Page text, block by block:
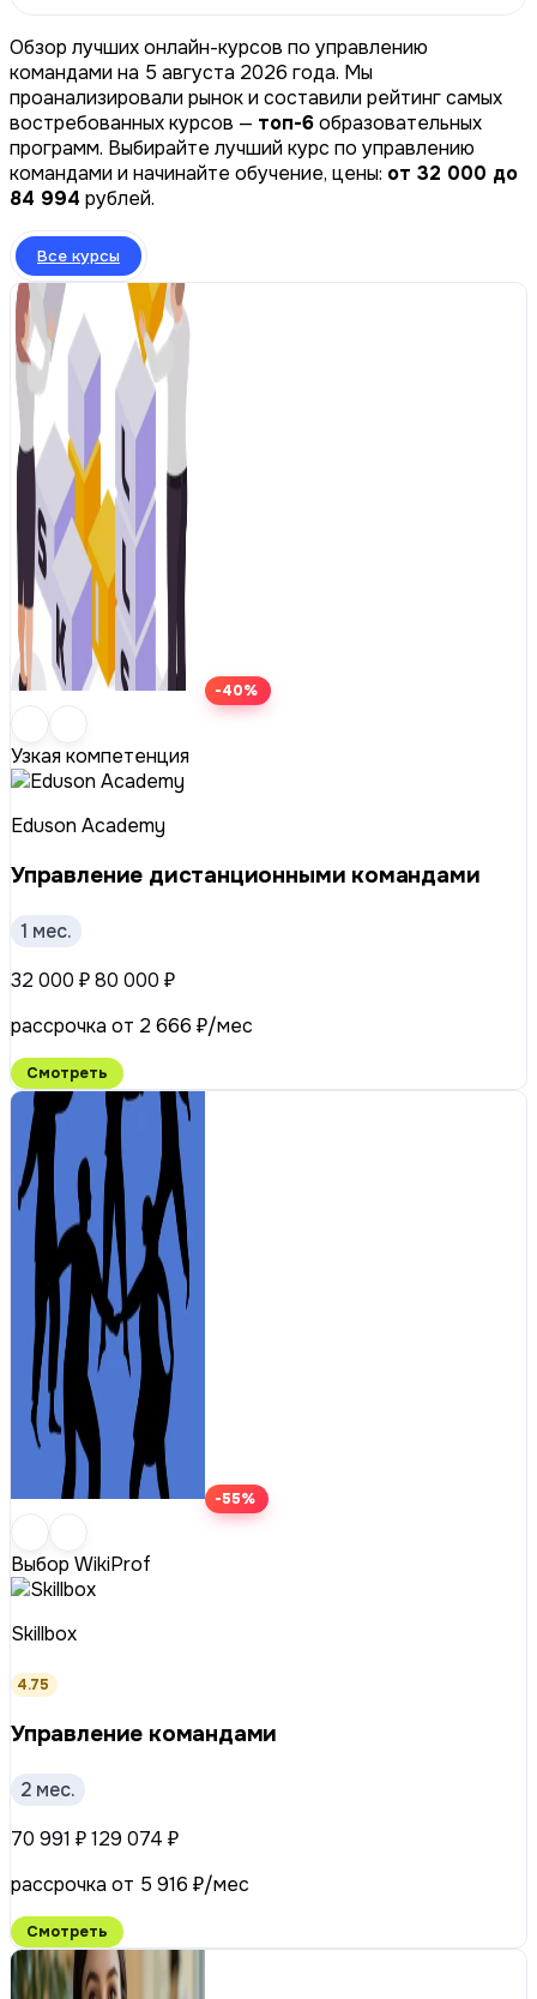
Обзор лучших онлайн-курсов по управлению
командами на 5 августа 2026 года. Мы
проанализировали рынок и составили рейтинг самых
востребованных курсов — топ-6образовательных
программ. Выбирайте лучший курс по управлению
командами и начинайте обучение, цены: от 32 000 до
84 994 рублей.
Все курсы
-40%
Узкая компетенция
Eduson Academy
Управление дистанционными командами
1 мес.
32 000 ₽80 000 ₽
рассрочка от 2 666 ₽/мес
Смотреть
-55%
Выбор WikiProf
Skillbox
4.75
Управление командами
2 мес.
70 991 ₽129 074 ₽
рассрочка от 5 916 ₽/мес
Смотреть